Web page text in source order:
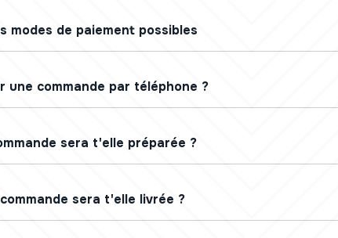
modes de paiement possibles
une commande par téléphone ?
sera t'elle préparée ?
sera t'elle livrée ?